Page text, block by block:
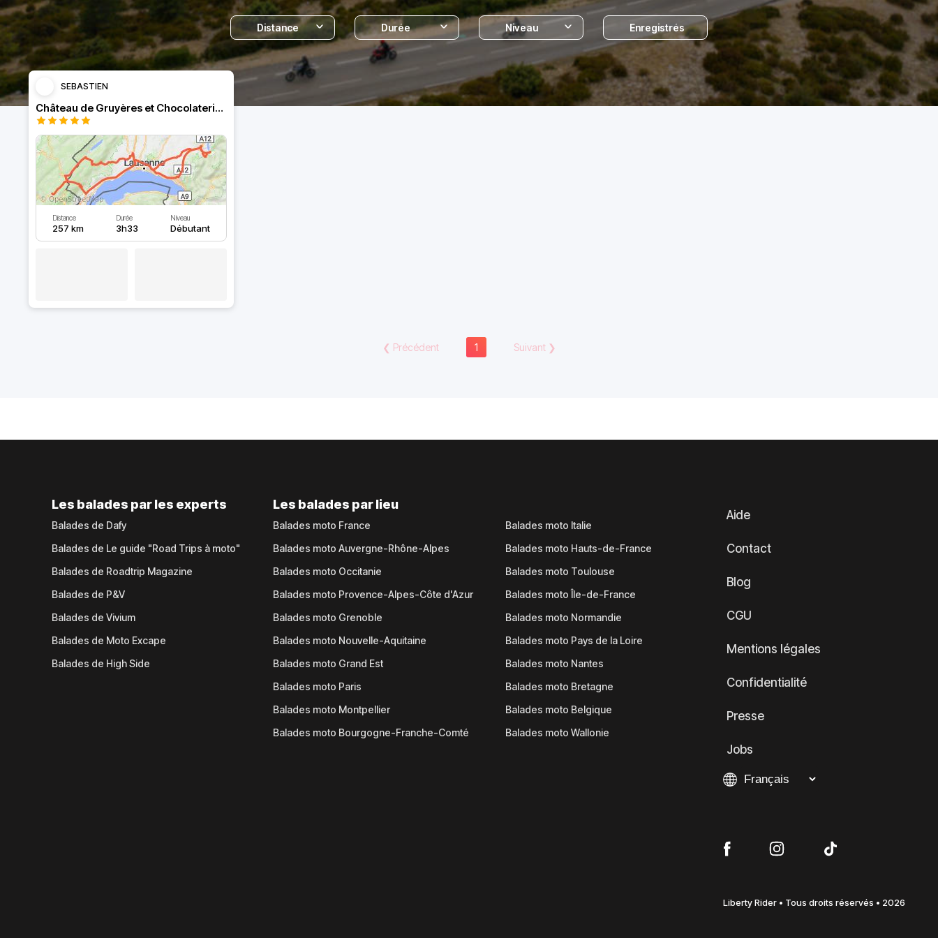
Distance Durée Niveau Enregistrés
SEBASTIEN
Château de Gruyères et Chocolaterie Cailler
Distance
257 km
Durée
3h33
Niveau
Débutant
❮ Précédent 1 Suivant❯
Les balades par les experts
Balades de Dafy
Balades de Le guide "Road Trips à moto"
Balades de Roadtrip Magazine
Balades de P&V
Balades de Vivium
Balades de Moto Excape
Balades de High Side
Les balades par lieu
Balades moto France
Balades moto Auvergne-Rhône-Alpes
Balades moto Occitanie
Balades moto Provence-Alpes-Côte d'Azur
Balades moto Grenoble
Balades moto Nouvelle-Aquitaine
Balades moto Grand Est
Balades moto Paris
Balades moto Montpellier
Balades moto Bourgogne-Franche-Comté
Balades moto Italie
Balades moto Hauts-de-France
Balades moto Toulouse
Balades moto Île-de-France
Balades moto Normandie
Balades moto Pays de la Loire
Balades moto Nantes
Balades moto Bretagne
Balades moto Belgique
Balades moto Wallonie
Aide
Contact
Blog
CGU
Mentions légales
Confidentialité
Presse
Jobs
Liberty Rider • Tous droits réservés • 2026